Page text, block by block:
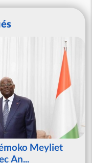
Meyliet
An...